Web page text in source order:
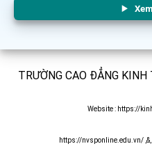
TRƯỜNG CAO ĐẲNG
Website : https://
https://nvsponline.edu.vn/ ,&,